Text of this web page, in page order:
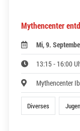
Mythencenter
Mi, 9.
13:15 - 16:00
Mythencenter
Diverses